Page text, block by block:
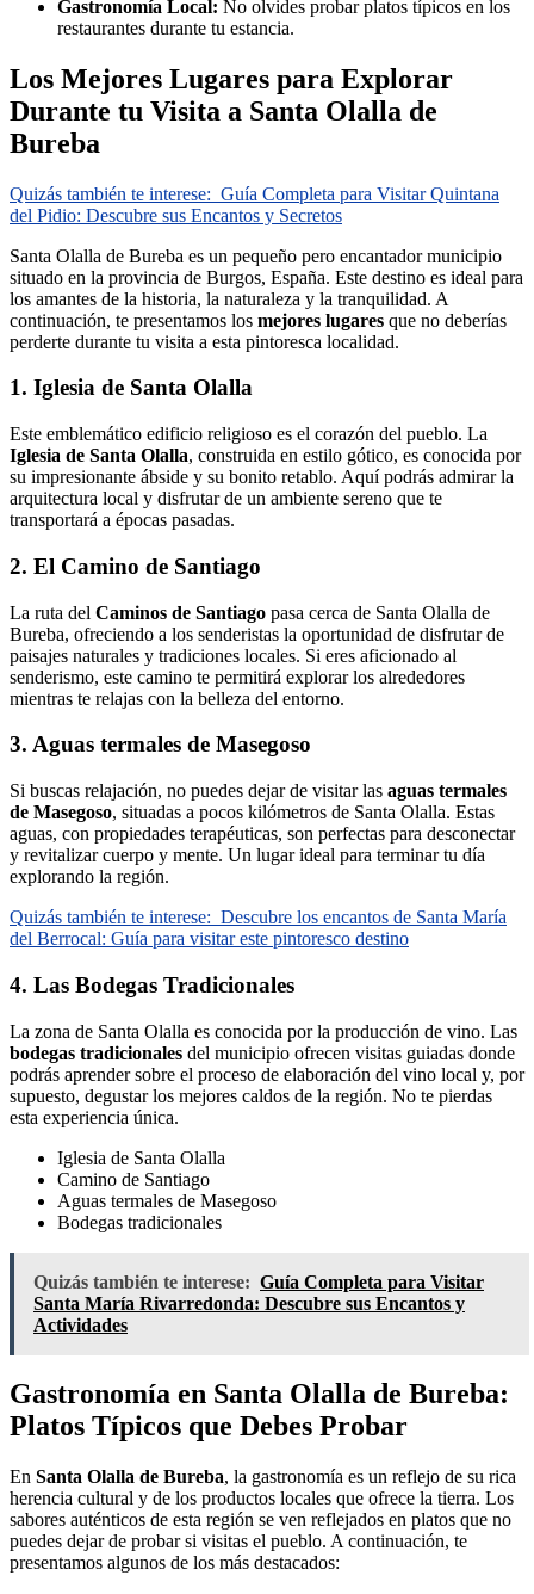
Gastronomía Local: No olvides probar platos típicos en los
restaurantes durante tu estancia.
Los Mejores Lugares para Explorar
Durante tu Visita a Santa Olalla de
Bureba
Quizás también te interese: Guía Completa para Visitar Quintana
del Pidio: Descubre sus Encantos y Secretos
Santa Olalla de Bureba es un pequeño pero encantador municipio
situado en la provincia de Burgos, España. Este destino es ideal para
los amantes de la historia, la naturaleza y la tranquilidad. A
continuación, te presentamos los mejores lugares que no deberías
perderte durante tu visita a esta pintoresca localidad.
1. Iglesia de Santa Olalla
Este emblemático edificio religioso es el corazón del pueblo. La
Iglesia de Santa Olalla, construida en estilo gótico, es conocida por
su impresionante ábside y su bonito retablo. Aquí podrás admirar la
arquitectura local y disfrutar de un ambiente sereno que te
transportará a épocas pasadas.
2. El Camino de Santiago
La ruta del Caminos de Santiago pasa cerca de Santa Olalla de
Bureba, ofreciendo a los senderistas la oportunidad de disfrutar de
paisajes naturales y tradiciones locales. Si eres aficionado al
senderismo, este camino te permitirá explorar los alrededores
mientras te relajas con la belleza del entorno.
3. Aguas termales de Masegoso
Si buscas relajación, no puedes dejar de visitar las aguas termales
de Masegoso, situadas a pocos kilómetros de Santa Olalla. Estas
aguas, con propiedades terapéuticas, son perfectas para desconectar
y revitalizar cuerpo y mente. Un lugar ideal para terminar tu día
explorando la región.
Quizás también te interese: Descubre los encantos de Santa María
del Berrocal: Guía para visitar este pintoresco destino
4. Las Bodegas Tradicionales
La zona de Santa Olalla es conocida por la producción de vino. Las
bodegas tradicionales del municipio ofrecen visitas guiadas donde
podrás aprender sobre el proceso de elaboración del vino local y, por
supuesto, degustar los mejores caldos de la región. No te pierdas
esta experiencia única.
Iglesia de Santa Olalla
Camino de Santiago
Aguas termales de Masegoso
Bodegas tradicionales
Quizás también te interese: Guía Completa para Visitar
Santa María Rivarredonda: Descubre sus Encantos y
Actividades
Gastronomía en Santa Olalla de Bureba:
Platos Típicos que Debes Probar
En Santa Olalla de Bureba, la gastronomía es un reflejo de su rica
herencia cultural y de los productos locales que ofrece la tierra. Los
sabores auténticos de esta región se ven reflejados en platos que no
puedes dejar de probar si visitas el pueblo. A continuación, te
presentamos algunos de los más destacados: